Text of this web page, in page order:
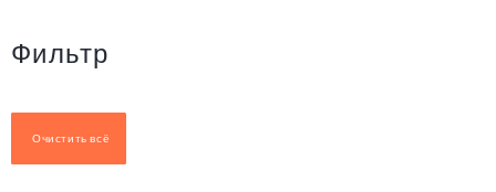
Фильтр
Очистить всё